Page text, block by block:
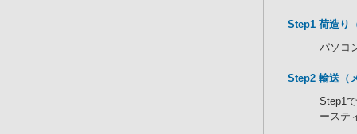
Step1 荷造り
パソコ
Step2 輸送（
Step1
ーステ